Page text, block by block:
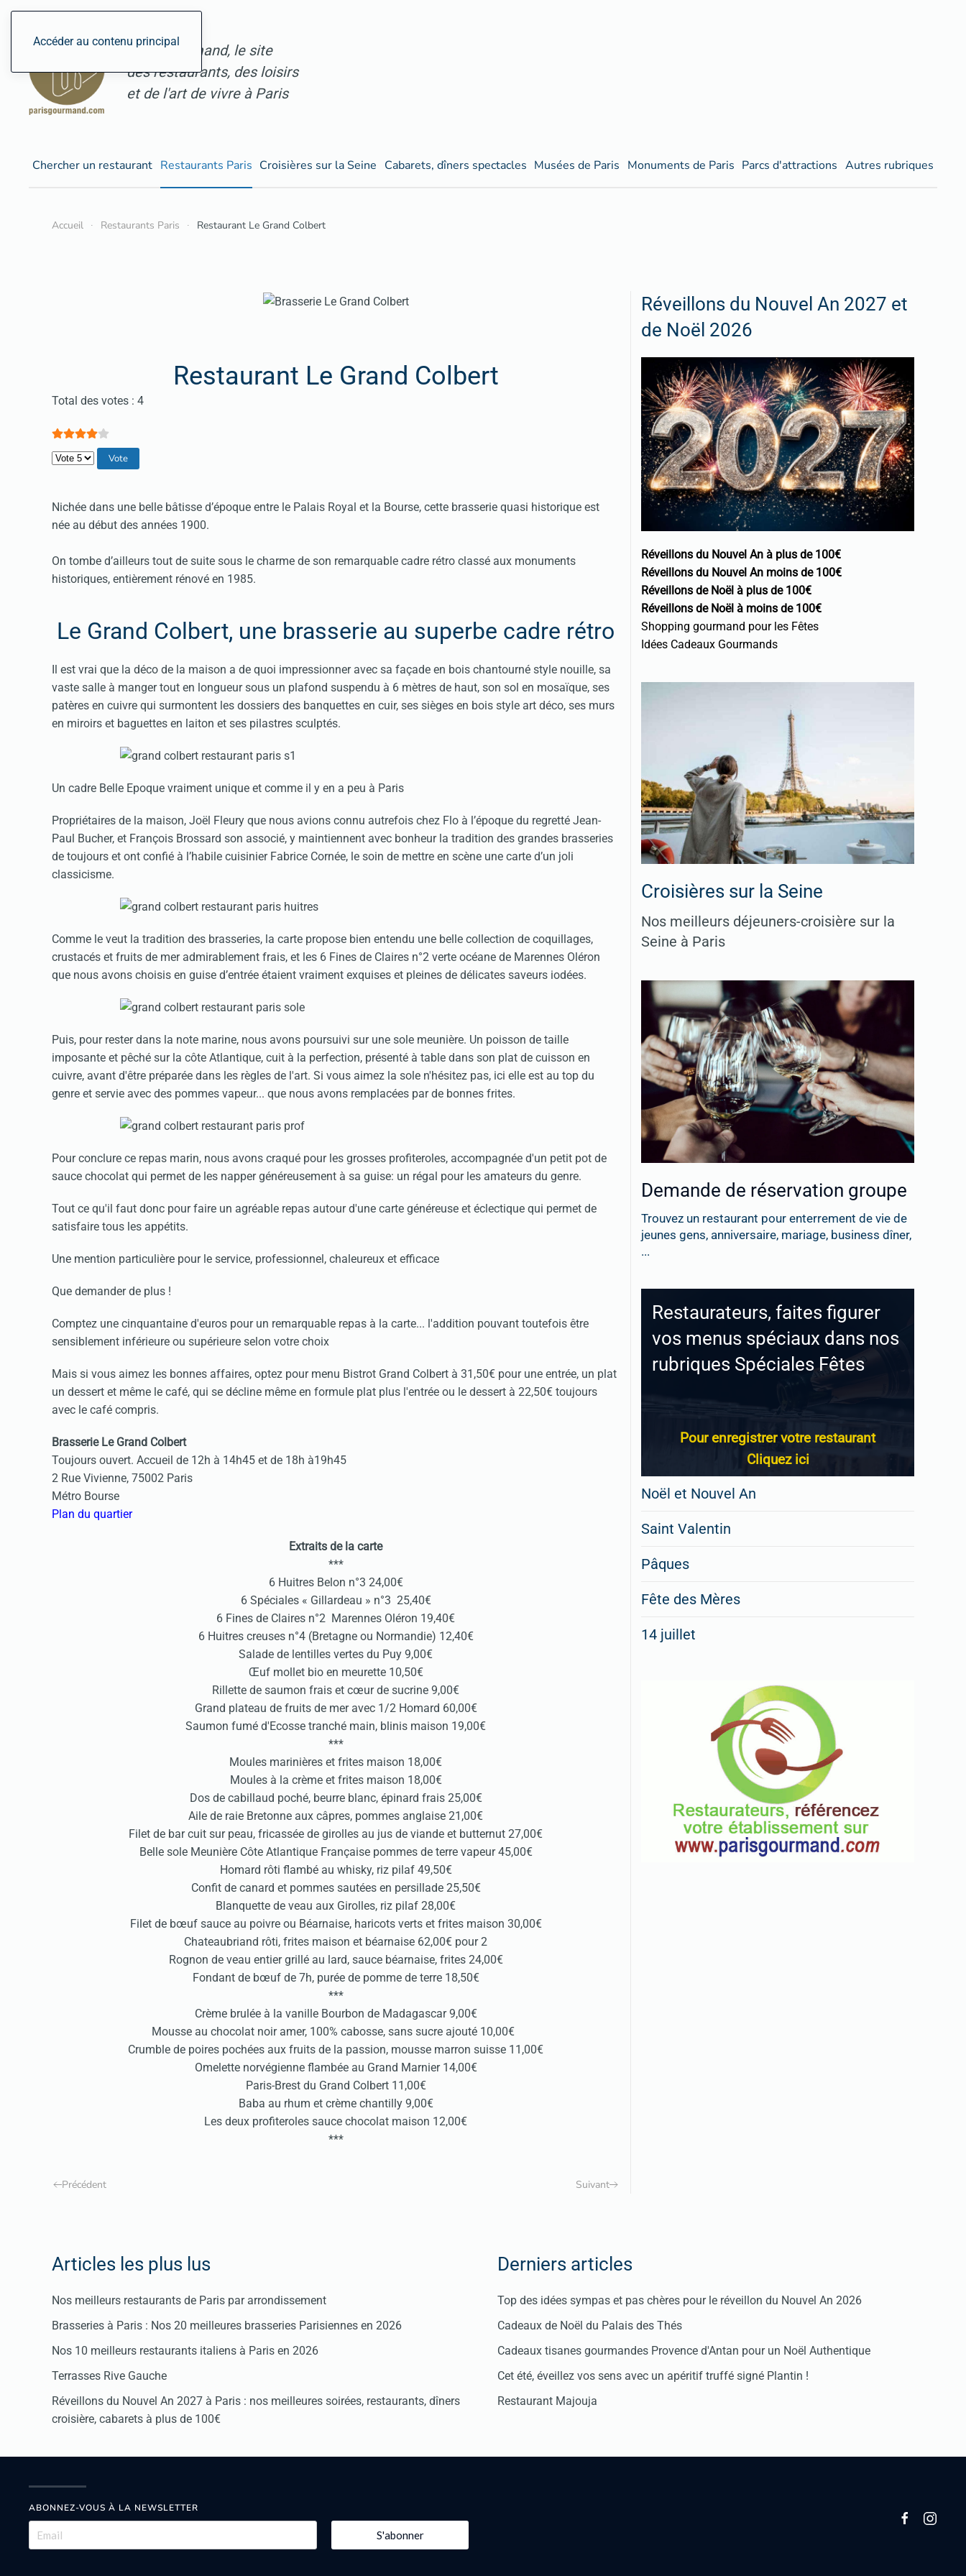
Accéder au contenu principal
ParisGourmand, le site
des restaurants, des loisirs
et de l'art de vivre à Paris
Chercher un restaurant Restaurants Paris Croisières sur la Seine Cabarets, dîners spectacles Musées de Paris Monuments de Paris Parcs d'attractions Autres rubriques
Accueil Restaurants Paris Restaurant Le Grand Colbert
Restaurant Le Grand Colbert
Vote utilisateur:4/
Total des votes : 4
Veuillez voter
Nichée dans une belle bâtisse d’époque entre le Palais Royal et la Bourse, cette brasserie quasi historique est
née au début des années 1900.
On tombe d’ailleurs tout de suite sous le charme de son remarquable cadre rétro classé aux monuments
historiques, entièrement rénové en 1985.
Le Grand Colbert, une brasserie au superbe cadre rétro
Il est vrai que la déco de la maison a de quoi impressionner avec sa façade en bois chantourné style nouille, sa
vaste salle à manger tout en longueur sous un plafond suspendu à 6 mètres de haut, son sol en mosaïque, ses
patères en cuivre qui surmontent les dossiers des banquettes en cuir, ses sièges en bois style art déco, ses murs
en miroirs et baguettes en laiton et ses pilastres sculptés.
Un cadre Belle Epoque vraiment unique et comme il y en a peu à Paris
Propriétaires de la maison, Joël Fleury que nous avions connu autrefois chez Flo à l’époque du regretté Jean-
Paul Bucher, et François Brossard son associé, y maintiennent avec bonheur la tradition des grandes brasseries
de toujours et ont confié à l’habile cuisinier Fabrice Cornée, le soin de mettre en scène une carte d’un joli
classicisme.
Comme le veut la tradition des brasseries, la carte propose bien entendu une belle collection de coquillages,
crustacés et fruits de mer admirablement frais, et les 6 Fines de Claires n°2 verte océane de Marennes Oléron
que nous avons choisis en guise d’entrée étaient vraiment exquises et pleines de délicates saveurs iodées.
Puis, pour rester dans la note marine, nous avons poursuivi sur une sole meunière. Un poisson de taille
imposante et pêché sur la côte Atlantique, cuit à la perfection, présenté à table dans son plat de cuisson en
cuivre, avant d'être préparée dans les règles de l'art. Si vous aimez la sole n'hésitez pas, ici elle est au top du
genre et servie avec des pommes vapeur... que nous avons remplacées par de bonnes frites.
Pour conclure ce repas marin, nous avons craqué pour les grosses profiteroles, accompagnée d'un petit pot de
sauce chocolat qui permet de les napper généreusement à sa guise: un régal pour les amateurs du genre.
Tout ce qu'il faut donc pour faire un agréable repas autour d'une carte généreuse et éclectique qui permet de
satisfaire tous les appétits.
Une mention particulière pour le service, professionnel, chaleureux et efficace
Que demander de plus !
Comptez une cinquantaine d'euros pour un remarquable repas à la carte... l'addition pouvant toutefois être
sensiblement inférieure ou supérieure selon votre choix
Mais si vous aimez les bonnes affaires, optez pour menu Bistrot Grand Colbert à 31,50€ pour une entrée, un plat
un dessert et même le café, qui se décline même en formule plat plus l'entrée ou le dessert à 22,50€ toujours
avec le café compris.
Brasserie Le Grand Colbert
Toujours ouvert. Accueil de 12h à 14h45 et de 18h à19h45
2 Rue Vivienne, 75002 Paris
Métro Bourse
Plan du quartier
Extraits de la carte
***
6 Huitres Belon n°3 24,00€
6 Spéciales « Gillardeau » n°3 25,40€
6 Fines de Claires n°2 Marennes Oléron 19,40€
6 Huitres creuses n°4 (Bretagne ou Normandie) 12,40€
Salade de lentilles vertes du Puy 9,00€
Œuf mollet bio en meurette 10,50€
Rillette de saumon frais et cœur de sucrine 9,00€
Grand plateau de fruits de mer avec 1/2 Homard 60,00€
Saumon fumé d'Ecosse tranché main, blinis maison 19,00€
***
Moules marinières et frites maison 18,00€
Moules à la crème et frites maison 18,00€
Dos de cabillaud poché, beurre blanc, épinard frais 25,00€
Aile de raie Bretonne aux câpres, pommes anglaise 21,00€
Filet de bar cuit sur peau, fricassée de girolles au jus de viande et butternut 27,00€
Belle sole Meunière Côte Atlantique Française pommes de terre vapeur 45,00€
Homard rôti flambé au whisky, riz pilaf 49,50€
Confit de canard et pommes sautées en persillade 25,50€
Blanquette de veau aux Girolles, riz pilaf 28,00€
Filet de bœuf sauce au poivre ou Béarnaise, haricots verts et frites maison 30,00€
Chateaubriand rôti, frites maison et béarnaise 62,00€ pour 2
Rognon de veau entier grillé au lard, sauce béarnaise, frites 24,00€
Fondant de bœuf de 7h, purée de pomme de terre 18,50€
***
Crème brulée à la vanille Bourbon de Madagascar 9,00€
Mousse au chocolat noir amer, 100% cabosse, sans sucre ajouté 10,00€
Crumble de poires pochées aux fruits de la passion, mousse marron suisse 11,00€
Omelette norvégienne flambée au Grand Marnier 14,00€
Paris-Brest du Grand Colbert 11,00€
Baba au rhum et crème chantilly 9,00€
Les deux profiteroles sauce chocolat maison 12,00€
***
Précédent Suivant
Réveillons du Nouvel An 2027 et
de Noël 2026
Réveillons du Nouvel An à plus de 100€
Réveillons du Nouvel An moins de 100€
Réveillons de Noël à plus de 100€
Réveillons de Noël à moins de 100€
Shopping gourmand pour les Fêtes
Idées Cadeaux Gourmands
Croisières sur la Seine
Nos meilleurs déjeuners-croisière sur la
Seine à Paris
Demande de réservation groupe
Trouvez un restaurant pour enterrement de vie de
jeunes gens, anniversaire, mariage, business dîner,
...
Restaurateurs, faites figurer
vos menus spéciaux dans nos
rubriques Spéciales Fêtes
Pour enregistrer votre restaurant
Cliquez ici
Noël et Nouvel An
Saint Valentin
Pâques
Fête des Mères
14 juillet
Articles les plus lus
Nos meilleurs restaurants de Paris par arrondissement
Brasseries à Paris : Nos 20 meilleures brasseries Parisiennes en 2026
Nos 10 meilleurs restaurants italiens à Paris en 2026
Terrasses Rive Gauche
Réveillons du Nouvel An 2027 à Paris : nos meilleures soirées, restaurants, dîners
croisière, cabarets à plus de 100€
Derniers articles
Top des idées sympas et pas chères pour le réveillon du Nouvel An 2026
Cadeaux de Noël du Palais des Thés
Cadeaux tisanes gourmandes Provence d'Antan pour un Noël Authentique
Cet été, éveillez vos sens avec un apéritif truffé signé Plantin !
Restaurant Majouja
ABONNEZ-VOUS À LA NEWSLETTER
S'abonner